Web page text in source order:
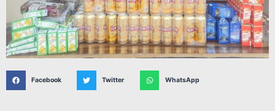
Facebook Twitter WhatsApp